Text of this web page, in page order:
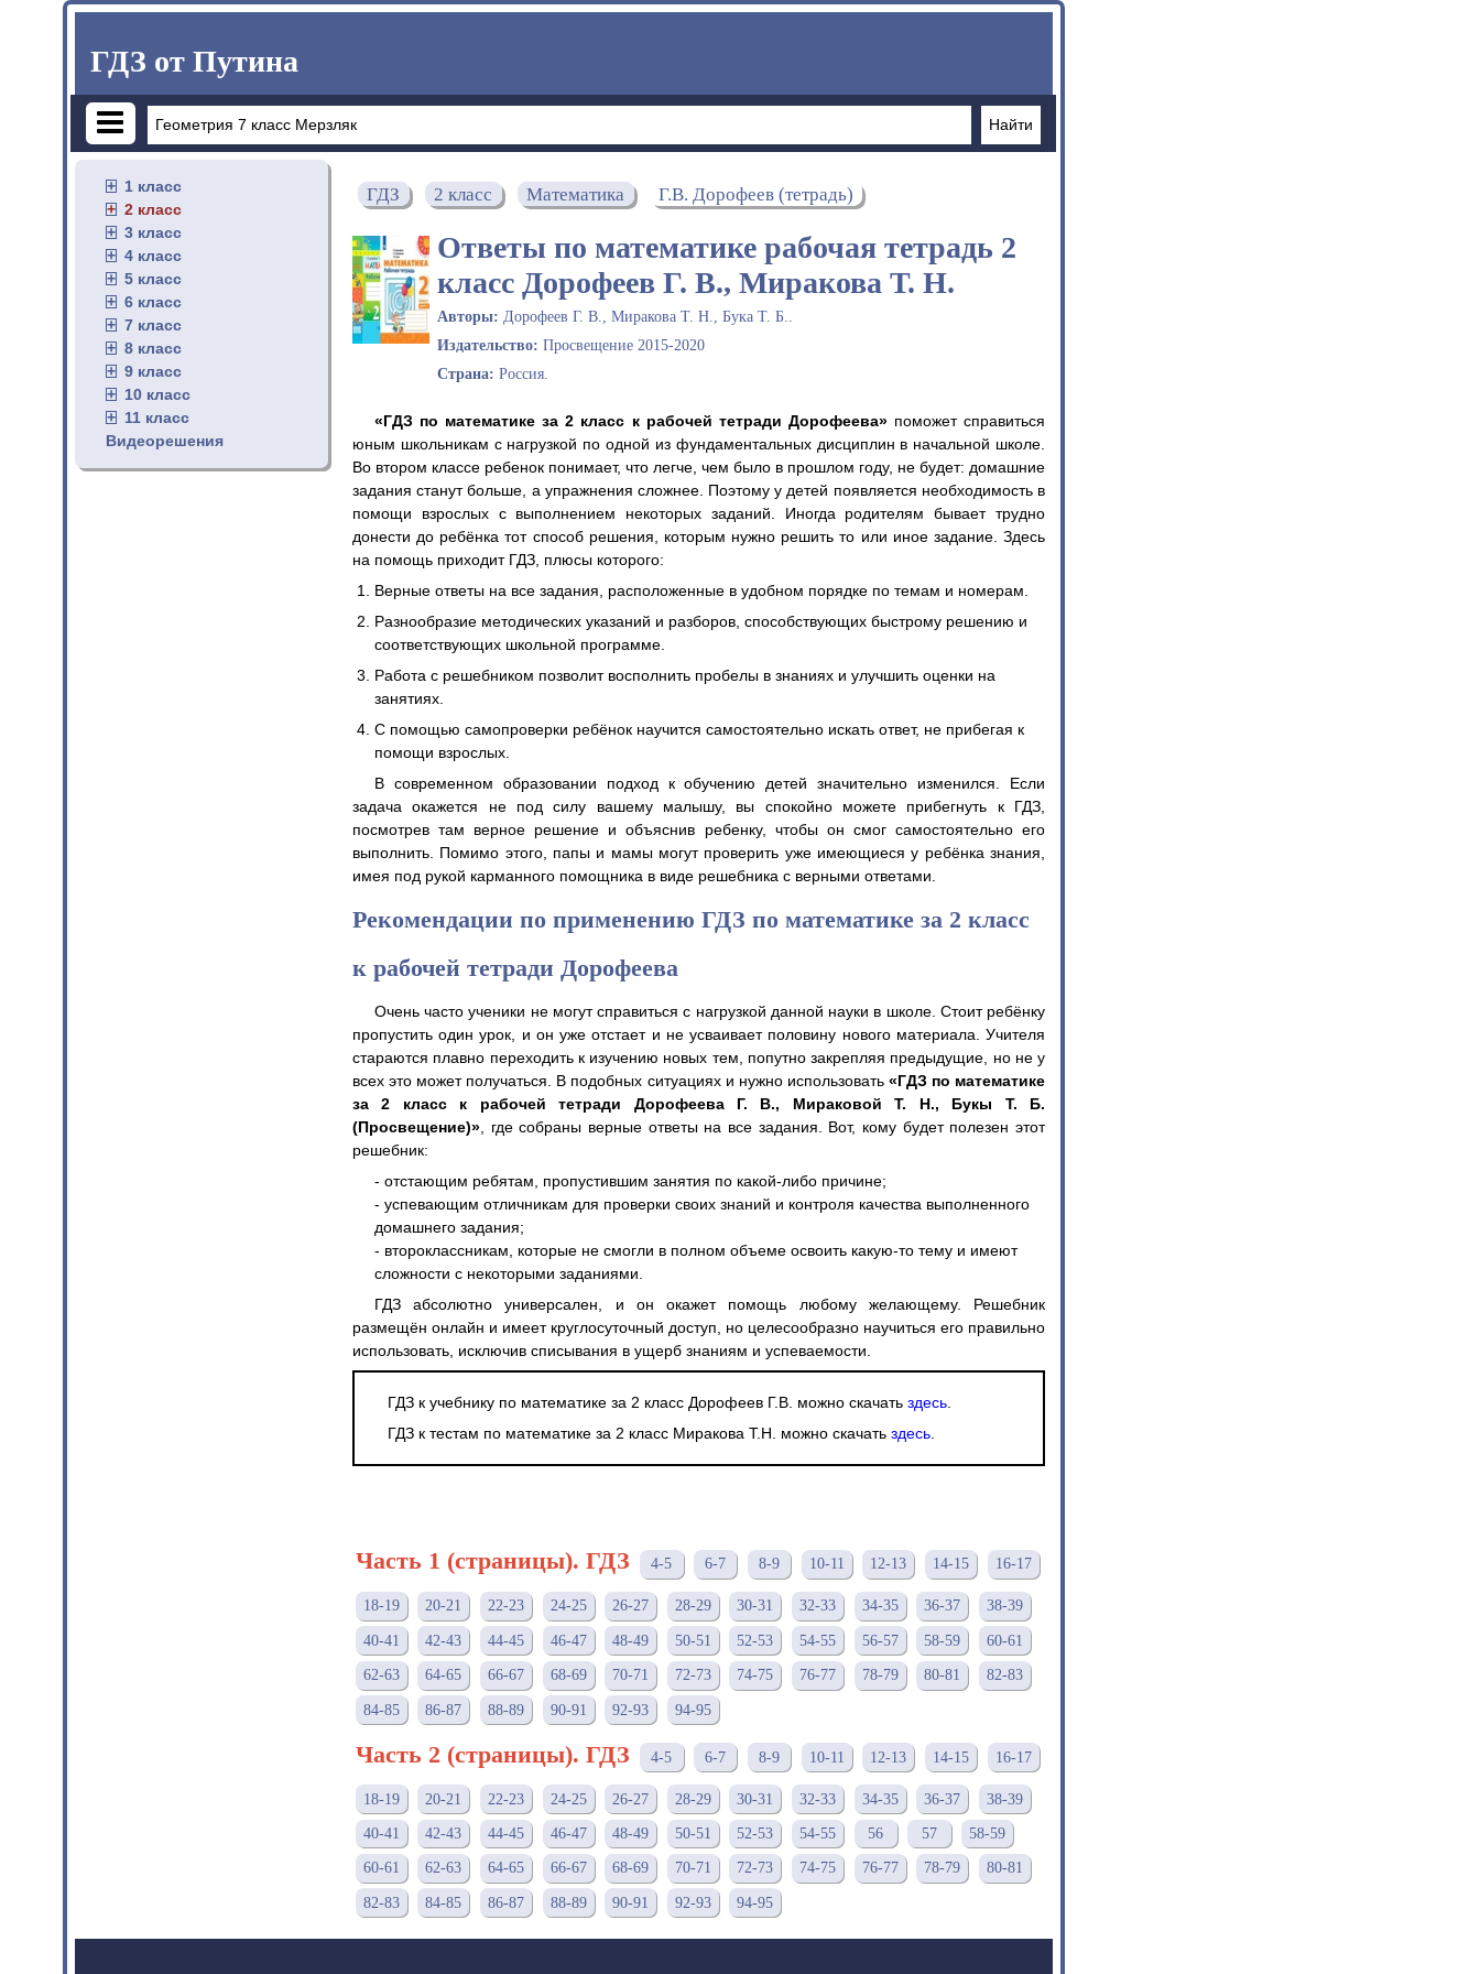
ГДЗ от Путина
1 класс
2 класс
3 класс
4 класс
5 класс
6 класс
7 класс
8 класс
9 класс
10 класс
11 класс
Видеорешения
ГДЗ 2 класс Математика Г.В. Дорофеев (тетрадь)
Ответы по математике рабочая тетрадь 2
класс Дорофеев Г. В., Миракова Т. Н.
Авторы: Дорофеев Г. В., Миракова Т. Н., Бука Т. Б..
Издательство: Просвещение 2015-2020
Страна: Россия.
«ГДЗ по математике за 2 класс к рабочей тетради Дорофеева»поможет справиться
юным школьникам с нагрузкой по одной из фундаментальных дисциплин в начальной школе.
Во втором классе ребенок понимает, что легче, чем было в прошлом году, не будет: домашние
задания станут больше, а упражнения сложнее. Поэтому у детей появляется необходимость в
помощи взрослых с выполнением некоторых заданий. Иногда родителям бывает трудно
донести до ребёнка тот способ решения, которым нужно решить то или иное задание. Здесь
на помощь приходит ГДЗ, плюсы которого:
Верные ответы на все задания, расположенные в удобном порядке по темам и номерам.
Разнообразие методических указаний и разборов, способствующих быстрому решению и
соответствующих школьной программе.
Работа с решебником позволит восполнить пробелы в знаниях и улучшить оценки на
занятиях.
С помощью самопроверки ребёнок научится самостоятельно искать ответ, не прибегая к
помощи взрослых.
В современном образовании подход к обучению детей значительно изменился. Если
задача окажется не под силу вашему малышу, вы спокойно можете прибегнуть к ГДЗ,
посмотрев там верное решение и объяснив ребенку, чтобы он смог самостоятельно его
выполнить. Помимо этого, папы и мамы могут проверить уже имеющиеся у ребёнка знания,
имея под рукой карманного помощника в виде решебника с верными ответами.
Рекомендации по применению ГДЗ по математике за 2 класс
к рабочей тетради Дорофеева
Очень часто ученики не могут справиться с нагрузкой данной науки в школе. Стоит ребёнку
пропустить один урок, и он уже отстает и не усваивает половину нового материала. Учителя
стараются плавно переходить к изучению новых тем, попутно закрепляя предыдущие, но не у
всех это может получаться. В подобных ситуациях и нужно использовать «ГДЗ по математике
за 2 класс к рабочей тетради Дорофеева Г. В., Мираковой Т. Н., Букы Т. Б.
(Просвещение)» , где собраны верные ответы на все задания. Вот, кому будет полезен этот
решебник:
- отстающим ребятам, пропустившим занятия по какой-либо причине;
- успевающим отличникам для проверки своих знаний и контроля качества выполненного
домашнего задания;
- второклассникам, которые не смогли в полном объеме освоить какую-то тему и имеют
сложности с некоторыми заданиями.
ГДЗ абсолютно универсален, и он окажет помощь любому желающему. Решебник
размещён онлайн и имеет круглосуточный доступ, но целесообразно научиться его правильно
использовать, исключив списывания в ущерб знаниям и успеваемости.
ГДЗ к учебнику по математике за 2 класс Дорофеев Г.В. можно скачать здесь
ГДЗ к тестам по математике за 2 класс Миракова Т.Н. можно скачать здесь
Часть 1 (страницы). ГДЗ 4-5 6-7 8-9 10-11 12-13 14-15 16-17
18-19 20-21 22-23 24-25 26-27 28-29 30-31 32-33 34-35 36-37 38-39
40-41 42-43 44-45 46-47 48-49 50-51 52-53 54-55 56-57 58-59 60-61
62-63 64-65 66-67 68-69 70-71 72-73 74-75 76-77 78-79 80-81 82-83
84-85 86-87 88-89 90-91 92-93 94-95
Часть 2 (страницы). ГДЗ 4-5 6-7 8-9 10-11 12-13 14-15 16-17
18-19 20-21 22-23 24-25 26-27 28-29 30-31 32-33 34-35 36-37 38-39
40-41 42-43 44-45 46-47 48-49 50-51 52-53 54-55 56 57 58-59
60-61 62-63 64-65 66-67 68-69 70-71 72-73 74-75 76-77 78-79 80-81
82-83 84-85 86-87 88-89 90-91 92-93 94-95